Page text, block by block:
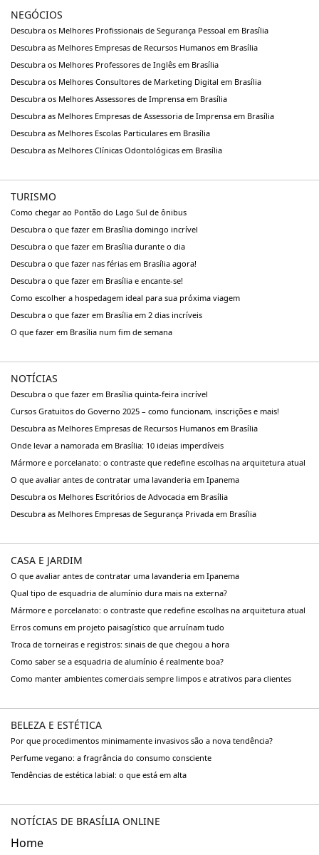
NEGÓCIOS
Descubra os Melhores Profissionais de Segurança Pessoal em Brasília
Descubra as Melhores Empresas de Recursos Humanos em Brasília
Descubra os Melhores Professores de Inglês em Brasília
Descubra os Melhores Consultores de Marketing Digital em Brasília
Descubra os Melhores Assessores de Imprensa em Brasília
Descubra as Melhores Empresas de Assessoria de Imprensa em Brasília
Descubra as Melhores Escolas Particulares em Brasília
Descubra as Melhores Clínicas Odontológicas em Brasília
TURISMO
Como chegar ao Pontão do Lago Sul de ônibus
Descubra o que fazer em Brasília domingo incrível
Descubra o que fazer em Brasília durante o dia
Descubra o que fazer nas férias em Brasília agora!
Descubra o que fazer em Brasília e encante-se!
Como escolher a hospedagem ideal para sua próxima viagem
Descubra o que fazer em Brasília em 2 dias incríveis
O que fazer em Brasília num fim de semana
NOTÍCIAS
Descubra o que fazer em Brasília quinta-feira incrível
Cursos Gratuitos do Governo 2025 – como funcionam, inscrições e mais!
Descubra as Melhores Empresas de Recursos Humanos em Brasília
Onde levar a namorada em Brasília: 10 ideias imperdíveis
Mármore e porcelanato: o contraste que redefine escolhas na arquitetura atual
O que avaliar antes de contratar uma lavanderia em Ipanema
Descubra os Melhores Escritórios de Advocacia em Brasília
Descubra as Melhores Empresas de Segurança Privada em Brasília
CASA E JARDIM
O que avaliar antes de contratar uma lavanderia em Ipanema
Qual tipo de esquadria de alumínio dura mais na externa?
Mármore e porcelanato: o contraste que redefine escolhas na arquitetura atual
Erros comuns em projeto paisagístico que arruínam tudo
Troca de torneiras e registros: sinais de que chegou a hora
Como saber se a esquadria de alumínio é realmente boa?
Como manter ambientes comerciais sempre limpos e atrativos para clientes
BELEZA E ESTÉTICA
Por que procedimentos minimamente invasivos são a nova tendência?
Perfume vegano: a fragrância do consumo consciente
Tendências de estética labial: o que está em alta
NOTÍCIAS DE BRASÍLIA ONLINE
Home